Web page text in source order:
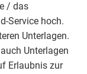
/ das
Service hoch.
Unterlagen.
Unterlagen
Erlaubnis zur